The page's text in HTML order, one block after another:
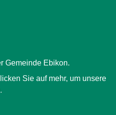
Gemeinde Ebikon.
Sie auf mehr, um unsere